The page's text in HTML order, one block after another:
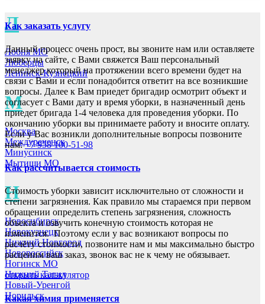
Л
Лобня МО
Люберцы
Ленинск-Кузнецкий
М
Москва
Междуреченск
Минусинск
Мытищи МО
Н
Новосибирск
Новокузнецк
Нижний Новгород
Новороссийск
Ногинск МО
Нижний Тагил
Новый-Уренгой
Норильск
Как заказать услугу
Данный процесс очень прост, вы звоните нам или оставляете
заявку на сайте, с Вами свяжется Ваш персональный
менеджер который на протяжении всего времени будет на
связи с Вами и если понадобится ответит на все возникшие
вопросы. Далее к Вам приедет бригадир осмотрит объект и
согласует с Вами дату и время уборки, в назначенный день
приедет бригада 1-4 человека для проведения уборки. По
окончанию уборки вы принимаете работу и вносите оплату.
Если у Вас возникли дополнительные вопросы позвоните
нам:+7 958 100-51-98
Как рассчитывается стоимость
Стоимость уборки зависит исключительно от сложности и
степени загрязнения. Как правило мы стараемся при первом
обращении определить степень загрязнения, сложность
объекта и озвучить конечную стоимость которая не
изменится. Поэтому если у вас возникают вопросы по
расчёту стоимости, позвоните нам и мы максимально быстро
расценим ваш заказ, звонок вас не к чему не обязывает.
открыть калькулятор
Какая химия применяется